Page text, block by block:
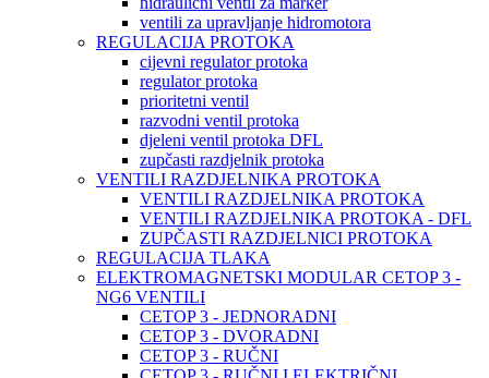
ventili za upravljanje hidromotora
REGULACIJA PROTOKA
cijevni regulator protoka
regulator protoka
prioritetni ventil
razvodni ventil protoka
djeleni ventil protoka DFL
zupčasti razdjelnik protoka
VENTILI RAZDJELNIKA PROTOKA
VENTILI RAZDJELNIKA PROTOKA
VENTILI RAZDJELNIKA PROTOKA - DFL
ZUPČASTI RAZDJELNICI PROTOKA
REGULACIJA TLAKA
ELEKTROMAGNETSKI MODULAR CETOP 3 -
NG6 VENTILI
CETOP 3 - JEDNORADNI
CETOP 3 - DVORADNI
CETOP 3 - RUČNI